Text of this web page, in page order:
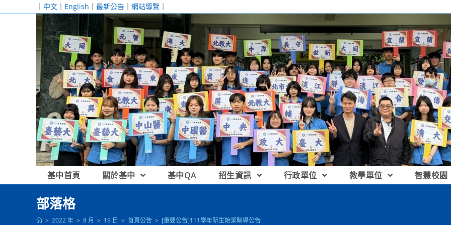
｜ 中文 ｜ English ｜ 最新公告 ｜ 網站導覽 ｜
基中首頁 關於基中 基中QA 招生資訊 行政單位 教學單位 智慧校園
部落格
> 2022 年 > 8 月 > 19 日 > 首頁公告 > [重要公告]111學年新生始業輔導公告